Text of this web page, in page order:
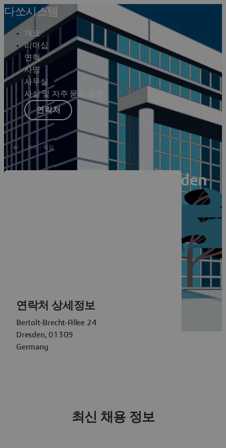
다쏘시스템
개요
리더십
연혁
사명
사무실
사실 및 자주 묻는 질문
연락처
지사 - 독일
Dassault Systèmes Dresden
연락처 상세정보
Bertolt-Brecht-Allee 24
Dresden, 01309
Germany
최신 채용 정보